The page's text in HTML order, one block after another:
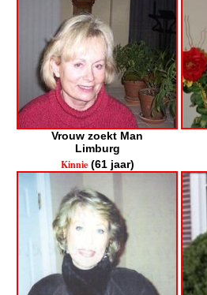
Vrouw zoekt Man
Limburg
Kinnie(61 jaar)